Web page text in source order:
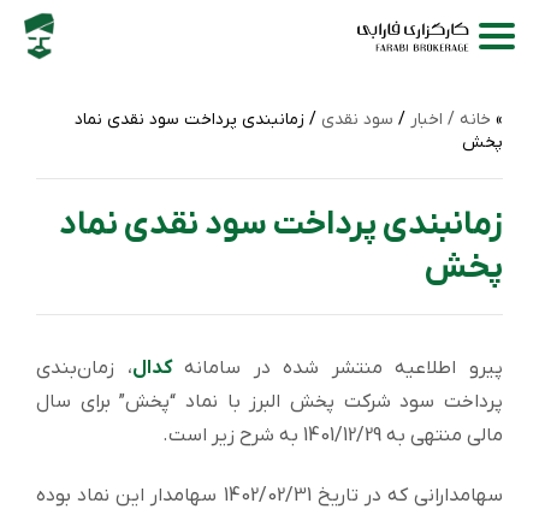
خانه / اخبار / سود نقدی / زمانبندی پرداخت سود نقدی نماد
پخش
زمانبندی پرداخت سود نقدی نماد
پخش
پیرو اطلاعیه منتشر شده در سامانهکدال، زمان‌بندی
پرداخت سود شرکت پخش البرز با نماد “پخش” برای سال
مالی منتهی به 1401/12/29 به شرح زیر است.
سهامدارانی که در تاریخ 1402/02/31 سهامدار این نماد بوده